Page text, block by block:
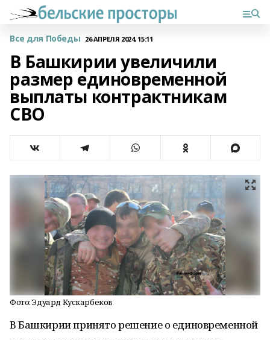
Все для Победы 26 АПРЕЛЯ 2024, 15:11
В Башкирии увеличили
размер единовременной
выплаты контрактникам
СВО
Фото: Эдуард Кускарбеков
В Башкирии принято решение о единовременной